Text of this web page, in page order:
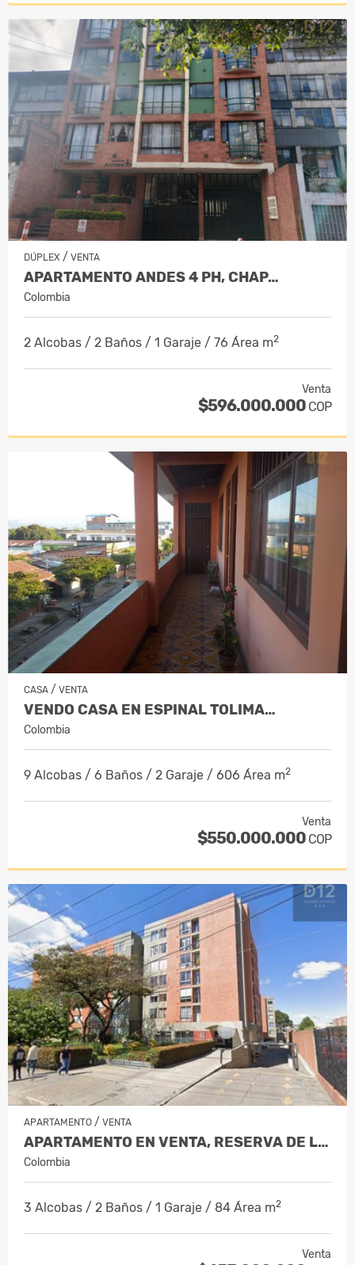
DÚPLEX / VENTA
APARTAMENTO ANDES 4 PH, CHAP…
Colombia
2 Alcobas / 2 Baños / 1 Garaje / 76 Área m2
Venta
$596.000.000 COP
CASA / VENTA
VENDO CASA EN ESPINAL TOLIMA…
Colombia
9 Alcobas / 6 Baños / 2 Garaje / 606 Área m2
Venta
$550.000.000 COP
APARTAMENTO / VENTA
APARTAMENTO EN VENTA, RESERVA DE LA C…
Colombia
3 Alcobas / 2 Baños / 1 Garaje / 84 Área m2
Venta